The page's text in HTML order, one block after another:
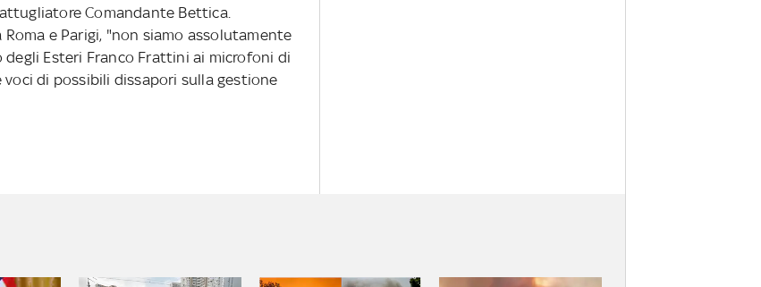
Comandante Bettica.
e Parigi, "non siamo assolutamente
Esteri Franco Frattini ai microfoni di
voci di possibili dissapori sulla gestione